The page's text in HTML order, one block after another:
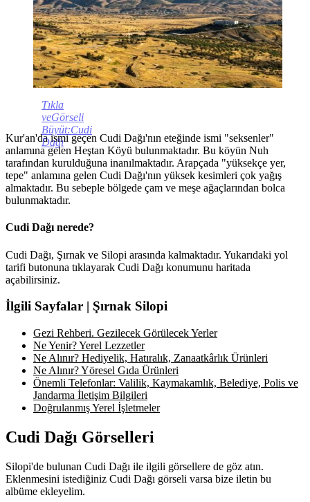
Tıkla
veGörseli
Büyüt:Cudi
Dağı
Kur'an'da ismi geçen Cudi Dağı'nın eteğinde ismi "seksenler"
anlamına gelen Heştan Köyü bulunmaktadır. Bu köyün Nuh
tarafından kurulduğuna inanılmaktadır. Arapçada "yüksekçe yer,
tepe" anlamına gelen Cudi Dağı'nın yüksek kesimleri çok yağış
almaktadır. Bu sebeple bölgede çam ve meşe ağaçlarından bolca
bulunmaktadır.
Cudi Dağı nerede?
Cudi Dağı, Şırnak ve Silopi arasında kalmaktadır. Yukarıdaki yol
tarifi butonuna tıklayarak Cudi Dağı konumunu haritada
açabilirsiniz.
İlgili Sayfalar | Şırnak Silopi
Gezi Rehberi. Gezilecek Görülecek Yerler
Ne Yenir? Yerel Lezzetler
Ne Alınır? Hediyelik, Hatıralık, Zanaatkârlık Ürünleri
Ne Alınır? Yöresel Gıda Ürünleri
Önemli Telefonlar: Valilik, Kaymakamlık, Belediye, Polis ve
Jandarma İletişim Bilgileri
Doğrulanmış Yerel İşletmeler
Cudi Dağı Görselleri
Silopi'de bulunan Cudi Dağı ile ilgili görsellere de göz atın.
Eklenmesini istediğiniz Cudi Dağı görseli varsa bize iletin bu
albüme ekleyelim.